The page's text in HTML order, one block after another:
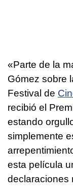
«Parte de la
Gómez sobre
Festival de
recibió el
estando
simplemente
esta película
declaraciones